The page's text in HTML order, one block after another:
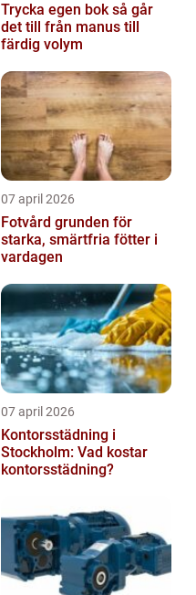
Trycka egen bok så går
det till från manus till
färdig volym
07 april 2026
Fotvård grunden för
starka, smärtfria fötter i
vardagen
07 april 2026
Kontorsstädning i
Stockholm: Vad kostar
kontorsstädning?